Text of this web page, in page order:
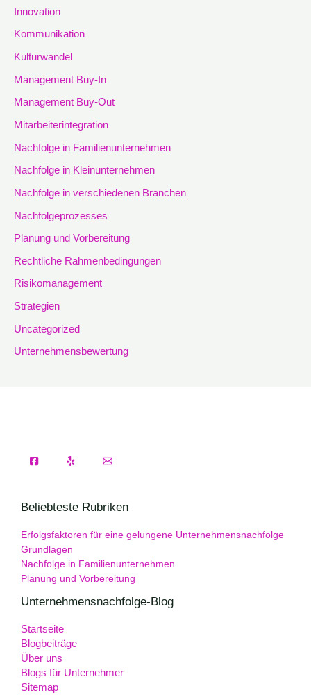
Innovation
Kommunikation
Kulturwandel
Management Buy-In
Management Buy-Out
Mitarbeiterintegration
Nachfolge in Familienunternehmen
Nachfolge in Kleinunternehmen
Nachfolge in verschiedenen Branchen
Nachfolgeprozesses
Planung und Vorbereitung
Rechtliche Rahmenbedingungen
Risikomanagement
Strategien
Uncategorized
Unternehmensbewertung
Beliebteste Rubriken
Erfolgsfaktoren für eine gelungene Unternehmensnachfolge
Grundlagen
Nachfolge in Familienunternehmen
Planung und Vorbereitung
Unternehmensnachfolge-Blog
Startseite
Blogbeiträge
Über uns
Blogs für Unternehmer
Sitemap